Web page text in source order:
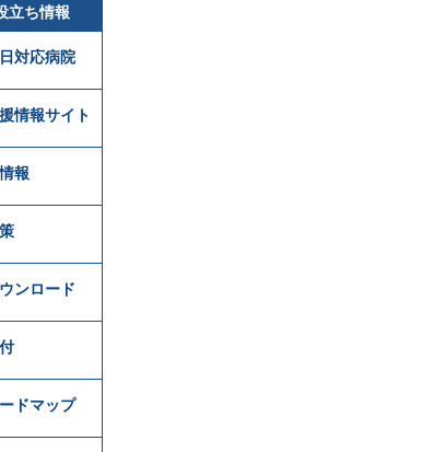
立ち情報
対応病院
情報サイト
報
ンロード
ドマップ